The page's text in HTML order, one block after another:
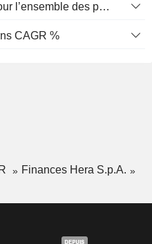
Flux de trésorerie libre pour l’ensemble des pourvoyeurs de fonds (créanciers et actionnaires) FCFF, CAGR sur 5 ans
CAGR %
Finances Hera S.p.A.